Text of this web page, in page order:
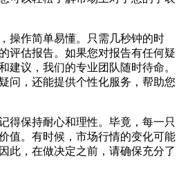
操作简单易懂。只需几秒钟的时
评估报告。如果您对报告有任何疑
建议，我们的专业团队随时待命。
问，还能提供个性化服务，帮助您
得保持耐心和理性。毕竟，每一只
值。有时候，市场行情的变化可能
此，在做决定之前，请确保充分了